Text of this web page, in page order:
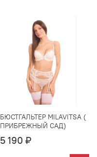
БЮСТГАЛЬТЕР MILAVITSA (
ПРИБРЕЖНЫЙ САД)
5 190 ₽